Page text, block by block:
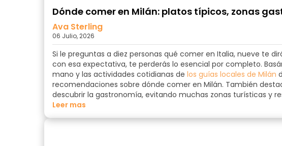
Dónde comer en Milán: platos típicos, zonas
Ava Sterling
06 Julio, 2026
Si le preguntas a diez personas qué comer en Italia, nueve te
con esa expectativa, te perderás lo esencial por completo.
mano y las actividades cotidianas de los guías locales de Milán
recomendaciones sobre dónde comer en Milán. También
descubrir la gastronomía, evitando muchas zonas turísticas y
Leer mas